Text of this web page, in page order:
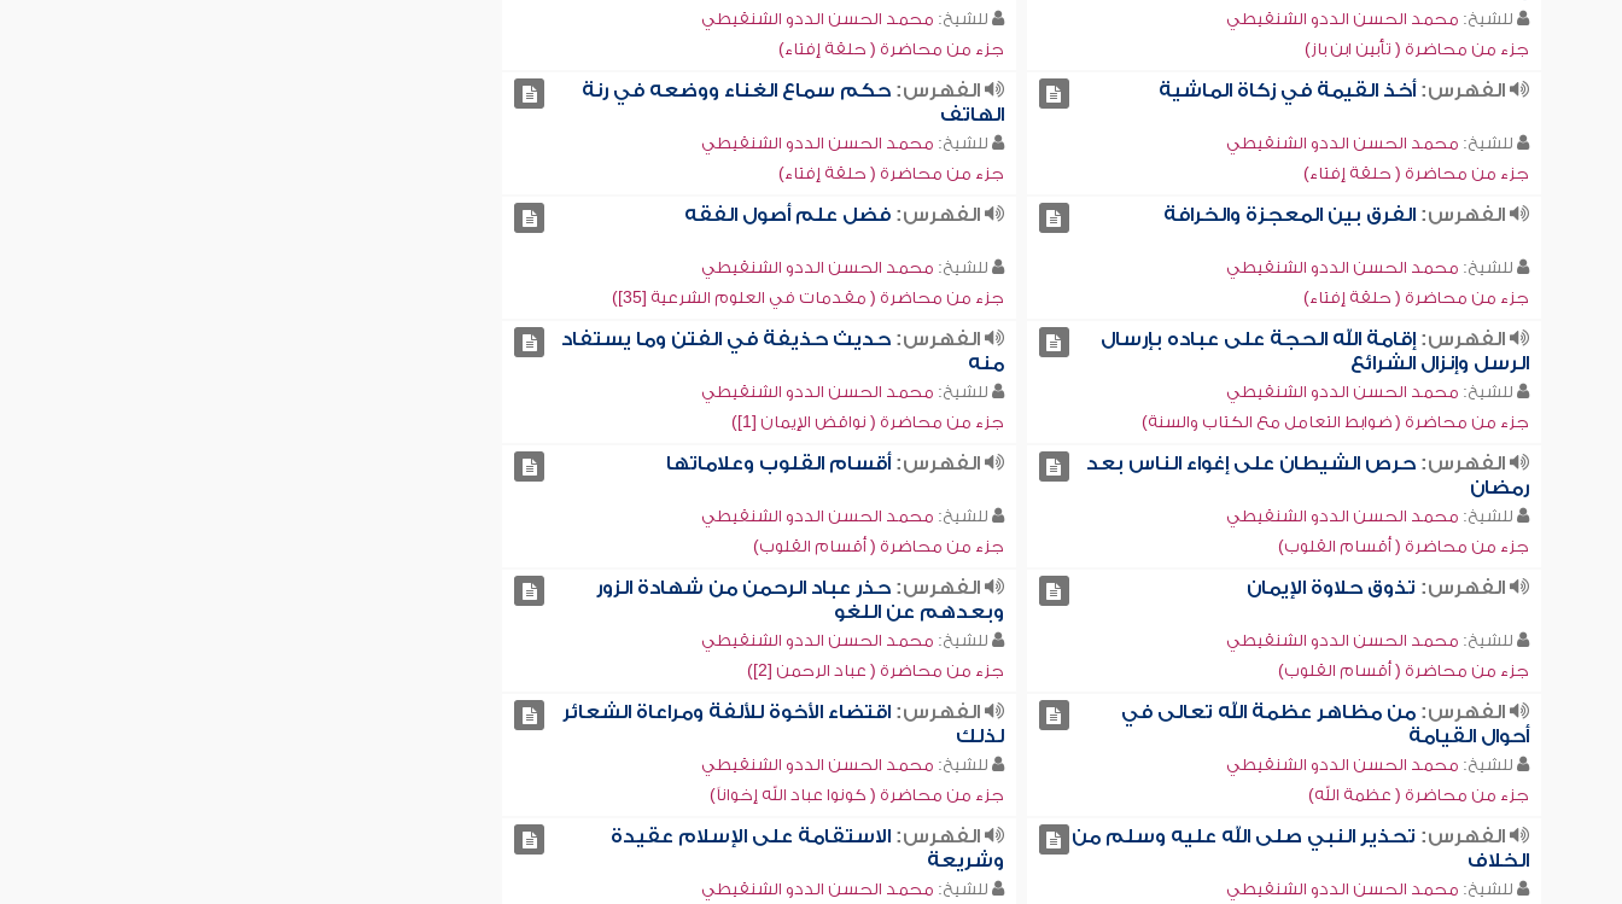
للشيخ: محمد الحسن الددو الشنقيطي
جزء من محاضرة ( تأبين ابن باز)
للشيخ: محمد الحسن الددو الشنقيطي
جزء من محاضرة ( حلقة إفتاء)
الفهرس:أخذ القيمة في زكاة الماشية
للشيخ: محمد الحسن الددو الشنقيطي
جزء من محاضرة ( حلقة إفتاء)
الفهرس: حكم سماع الغناء ووضعه في رنة
الهاتف
للشيخ: محمد الحسن الددو الشنقيطي
جزء من محاضرة ( حلقة إفتاء)
الفهرس:الفرق بين المعجزة والخرافة
للشيخ: محمد الحسن الددو الشنقيطي
جزء من محاضرة ( حلقة إفتاء)
الفهرس: فضل علم أصول الفقه
للشيخ: محمد الحسن الددو الشنقيطي
جزء من محاضرة ( مقدمات في العلوم الشرعية [35])
الفهرس:إقامة الله الحجة على عباده بإرسال
الرسل وإنزال الشرائع
للشيخ: محمد الحسن الددو الشنقيطي
جزء من محاضرة ( ضوابط التعامل مع الكتاب والسنة)
الفهرس: حديث حذيفة في الفتن وما يستفاد
منه
للشيخ: محمد الحسن الددو الشنقيطي
جزء من محاضرة ( نواقض الإيمان [1])
الفهرس:حرص الشيطان على إغواء الناس بعد
رمضان
للشيخ: محمد الحسن الددو الشنقيطي
جزء من محاضرة ( أقسام القلوب)
الفهرس: أقسام القلوب وعلاماتها
للشيخ: محمد الحسن الددو الشنقيطي
جزء من محاضرة ( أقسام القلوب)
الفهرس: تذوق حلاوة الإيمان
للشيخ: محمد الحسن الددو الشنقيطي
جزء من محاضرة ( أقسام القلوب)
الفهرس: حذر عباد الرحمن من شهادة الزور
وبعدهم عن اللغو
للشيخ: محمد الحسن الددو الشنقيطي
جزء من محاضرة ( عباد الرحمن [2])
الفهرس:من مظاهر عظمة الله تعالى في
أحوال القيامة
للشيخ: محمد الحسن الددو الشنقيطي
جزء من محاضرة ( عظمة الله)
الفهرس: اقتضاء الأخوة للألفة ومراعاة الشعائر
لذلك
للشيخ: محمد الحسن الددو الشنقيطي
جزء من محاضرة ( كونوا عباد الله إخواناً)
الفهرس: تحذير النبي صلى الله عليه وسلم من
الخلاف
للشيخ: محمد الحسن الددو الشنقيطي
الفهرس: الاستقامة على الإسلام عقيدة
وشريعة
للشيخ: محمد الحسن الددو الشنقيطي